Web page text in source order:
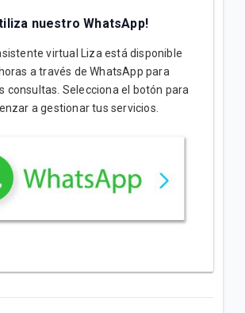
nuestro WhatsApp!
virtual Liza está disponible
a través de WhatsApp para
consultas. Selecciona el botón para
a gestionar tus servicios.